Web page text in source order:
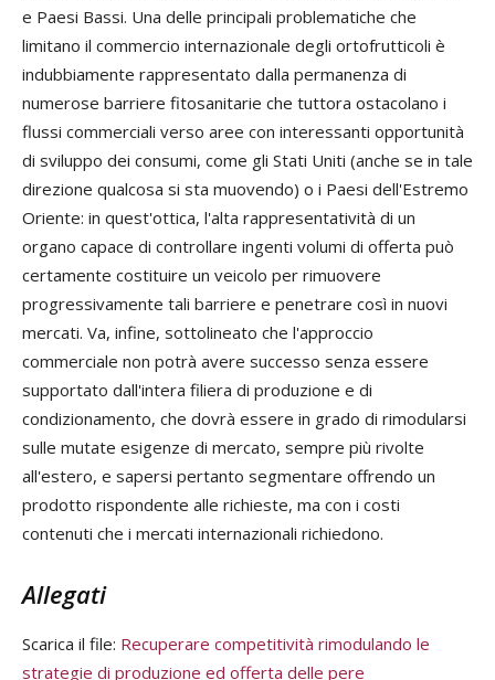
e Paesi Bassi. Una delle principali problematiche che
limitano il commercio internazionale degli ortofrutticoli è
indubbiamente rappresentato dalla permanenza di
numerose barriere fitosanitarie che tuttora ostacolano i
flussi commerciali verso aree con interessanti opportunità
di sviluppo dei consumi, come gli Stati Uniti (anche se in tale
direzione qualcosa si sta muovendo) o i Paesi dell'Estremo
Oriente: in quest'ottica, l'alta rappresentatività di un
organo capace di controllare ingenti volumi di offerta può
certamente costituire un veicolo per rimuovere
progressivamente tali barriere e penetrare così in nuovi
mercati. Va, infine, sottolineato che l'approccio
commerciale non potrà avere successo senza essere
supportato dall'intera filiera di produzione e di
condizionamento, che dovrà essere in grado di rimodularsi
sulle mutate esigenze di mercato, sempre più rivolte
all'estero, e sapersi pertanto segmentare offrendo un
prodotto rispondente alle richieste, ma con i costi
contenuti che i mercati internazionali richiedono.
Allegati
Scarica il file: Recuperare competitività rimodulando le
strategie di produzione ed offerta delle pere